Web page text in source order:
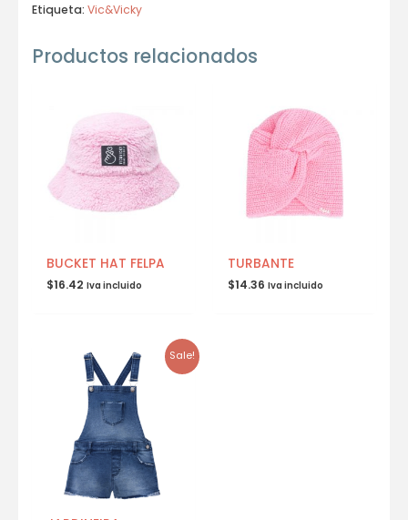
Etiqueta: Vic&Vicky
Productos relacionados
BUCKET HAT FELPA
$16.42 Iva incluido
TURBANTE
$14.36 Iva incluido
Sale!